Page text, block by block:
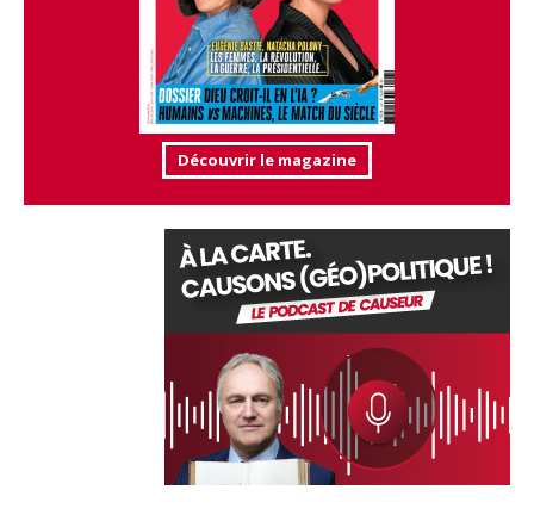
Découvrir le magazine